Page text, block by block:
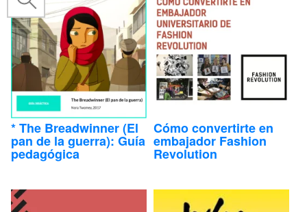
* The Breadwinner (El
pan de la guerra): Guía
pedagógica
Cómo convertirte en
embajador Fashion
Revolution